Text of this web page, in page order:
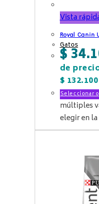
Vista
Royal Canin
Gatos
$
de
$ 132.100
Seleccionar
múltiples
elegir en